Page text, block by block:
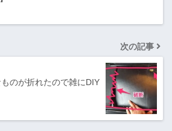
次の記事
のが折れたので雑にDIY